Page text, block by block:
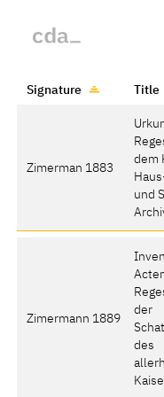
Signature Title
Zimerman 1883
dem
und
Zimermann 1889
der
des